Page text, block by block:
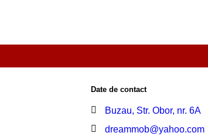
Date de contact
Buzau, Str. Obor, nr. 6A
dreammob@yahoo.com